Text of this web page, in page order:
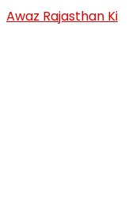
Skip
to
Awaz Rajasthan Ki